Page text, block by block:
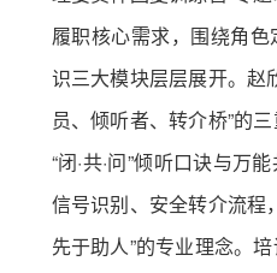
履职核心需求，围绕角
识三大模块层层展开。赵
员、倾听者、转介桥”的
“闭·共·问”倾听口诀与万
信号识别、安全转介流程
先于助人”的专业理念。